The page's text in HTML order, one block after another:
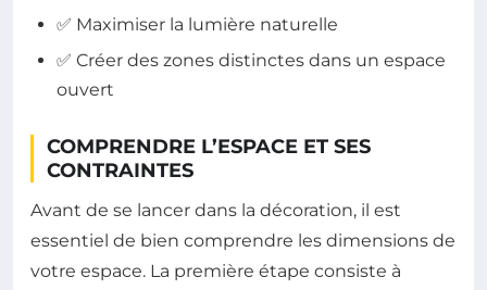
✅ Maximiser la lumière naturelle
✅ Créer des zones distinctes dans un espace
ouvert
COMPRENDRE L’ESPACE ET SES
CONTRAINTES
Avant de se lancer dans la décoration, il est
essentiel de bien comprendre les dimensions de
votre espace. La première étape consiste à